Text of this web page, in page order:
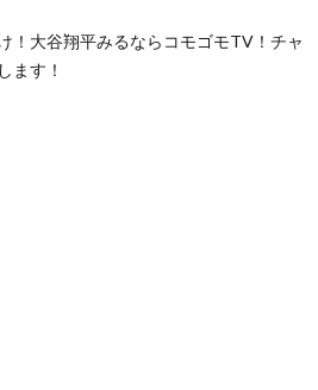
！大谷翔平みるならコモゴモTV！チャ
ます！